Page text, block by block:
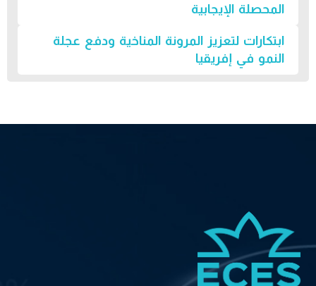
المحصلة الإيجابية
ابتكارات لتعزيز المرونة المناخية ودفع عجلة
النمو في إفريقيا